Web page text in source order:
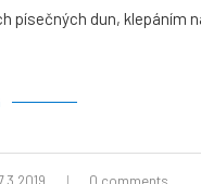
písečných dun, klepáním
0 comments